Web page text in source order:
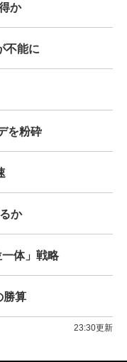
か
不能に
を粉砕
か
体」戦略
勝算
23:30更新